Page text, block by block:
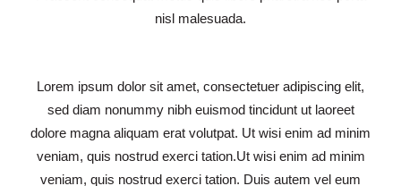
nisl malesuada.
Lorem ipsum dolor sit amet, consectetuer adipiscing elit,
sed diam nonummy nibh euismod tincidunt ut laoreet
dolore magna aliquam erat volutpat. Ut wisi enim ad minim
veniam, quis nostrud exerci tation.Ut wisi enim ad minim
veniam, quis nostrud exerci tation. Duis autem vel eum